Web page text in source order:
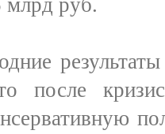
млрд руб.
после